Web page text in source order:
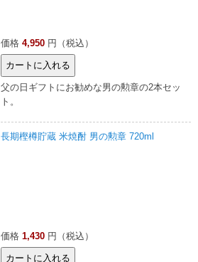
価格 4,950 円（税込）
父の日ギフトにお勧めな男の勲章の2本セッ
ト。
長期樫樽貯蔵 米焼酎 男の勲章 720ml
価格 1,430 円（税込）